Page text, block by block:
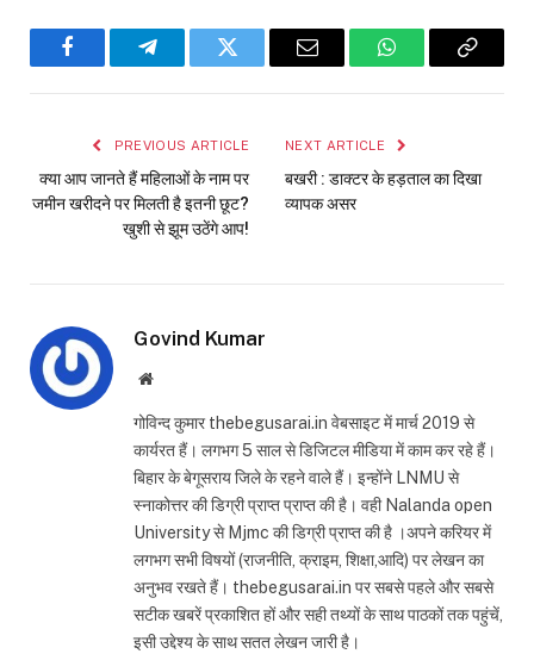
FacebookTelegramTwitter Email WhatsAppCopy
PREVIOUS ARTICLE
क्या आप जानते हैं महिलाओं के नाम पर
जमीन खरीदने पर मिलती है इतनी छूट?
खुशी से झूम उठेंगे आप!
NEXT ARTICLE
बखरी : डाक्टर के हड़ताल का दिखा
व्यापक असर
Govind Kumar
Website
गोविन्द कुमार thebegusarai.in वेबसाइट में मार्च 2019 से
कार्यरत हैं। लगभग 5 साल से डिजिटल मीडिया में काम कर रहे हैं।
बिहार के बेगूसराय जिले के रहने वाले हैं। इन्होंने LNMU से
स्नाकोत्तर की डिग्री प्राप्त प्राप्त की है। वही Nalanda open
University से Mjmc की डिग्री प्राप्त की है ।अपने करियर में
लगभग सभी विषयों (राजनीति, क्राइम, शिक्षा,आदि) पर लेखन का
अनुभव रखते हैं। thebegusarai.in पर सबसे पहले और सबसे
सटीक खबरें प्रकाशित हों और सही तथ्यों के साथ पाठकों तक पहुंचें,
इसी उद्देश्य के साथ सतत लेखन जारी है।